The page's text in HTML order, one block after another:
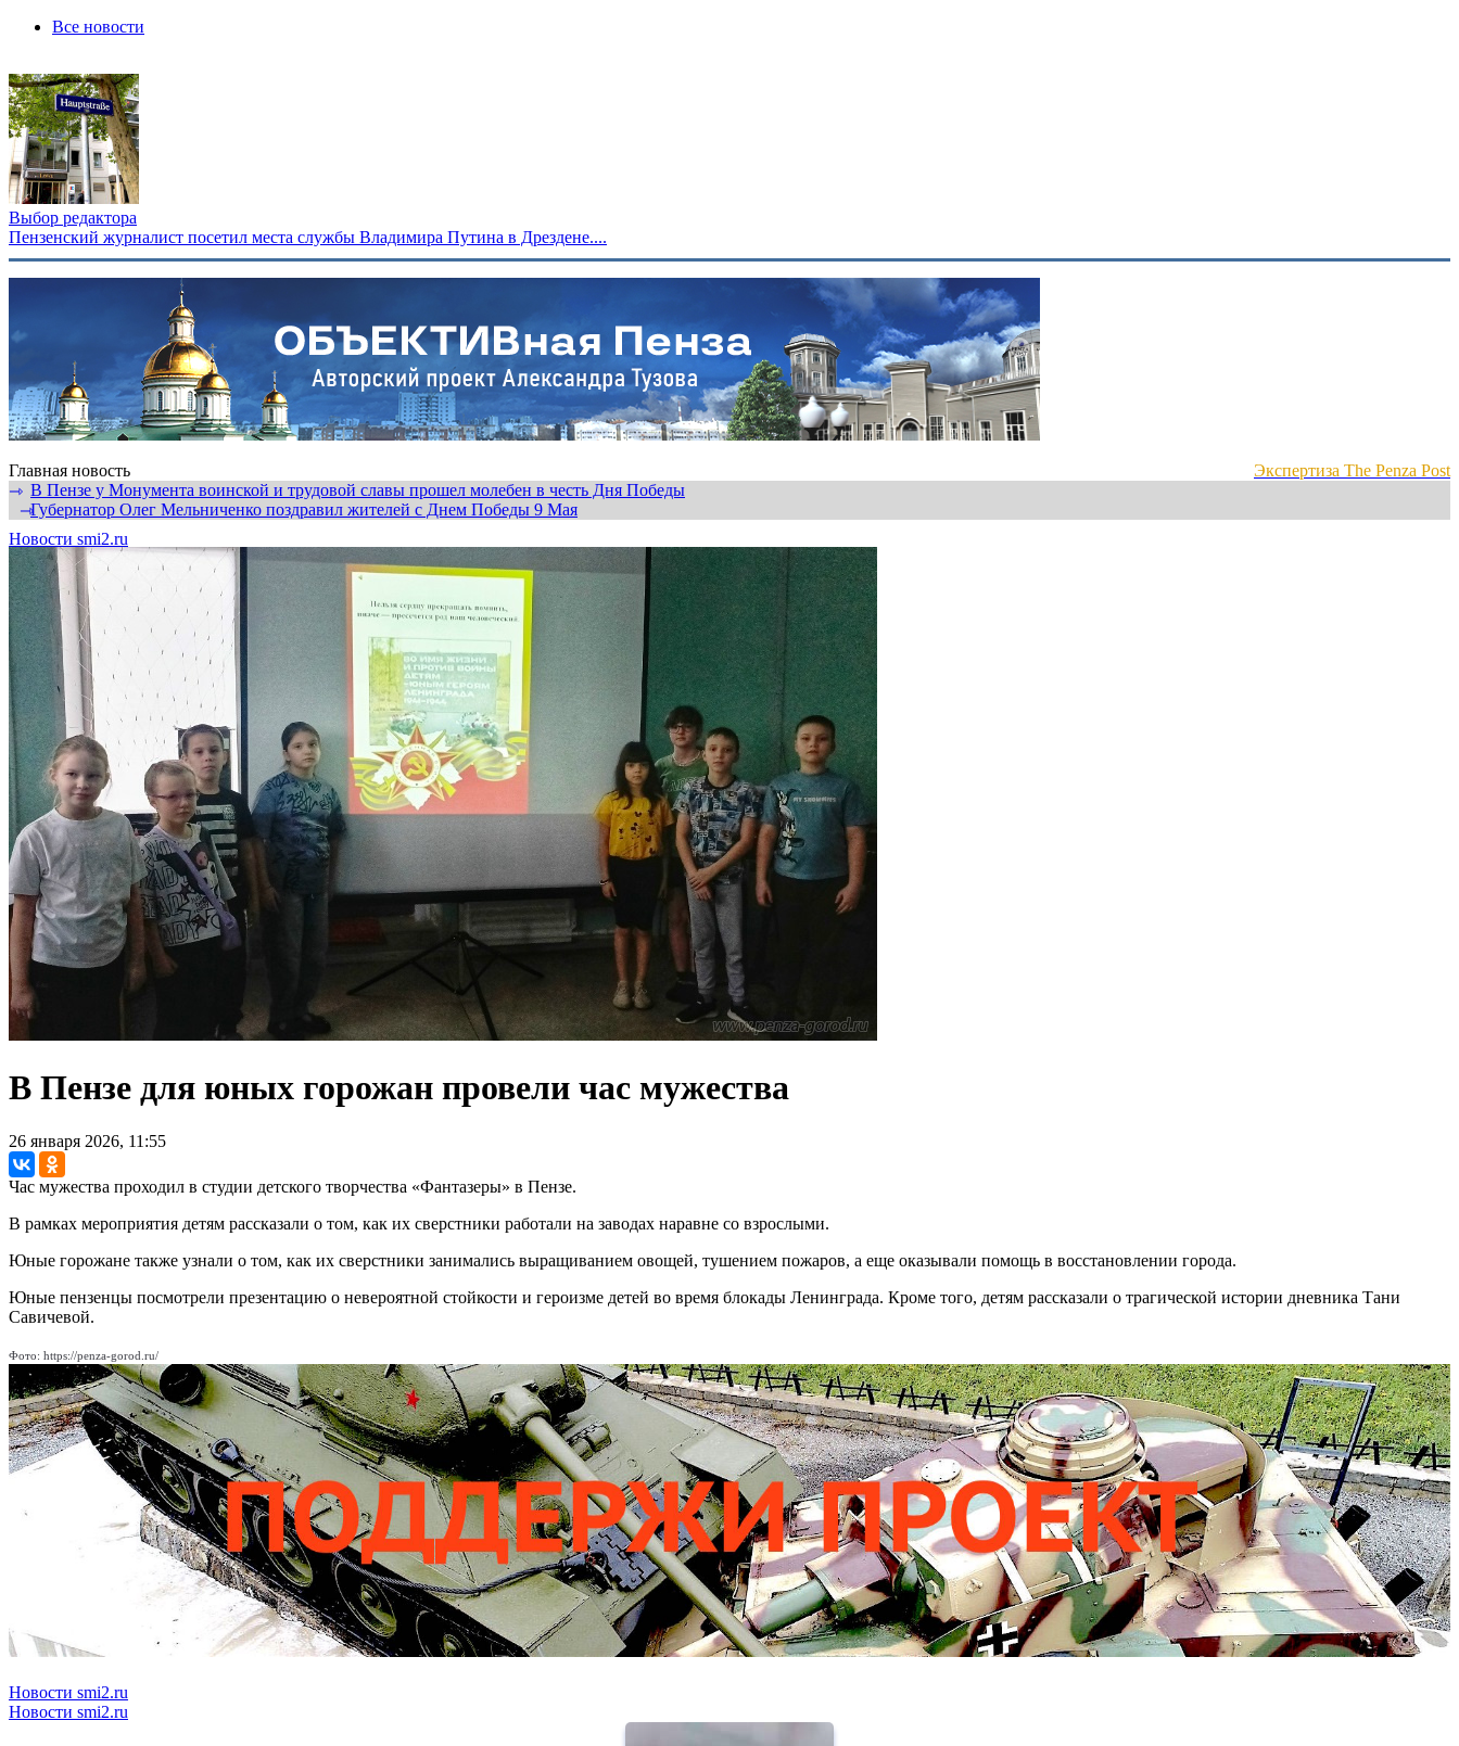
Все новости
Выбор редактора
Пензенский журналист посетил места службы Владимира Путина в Дрездене....
Главная новость
Экспертиза The Penza Post
⇾ В Пензе у Монумента воинской и трудовой славы прошел молебен в честь Дня Победы
⇾Губернатор Олег Мельниченко поздравил жителей с Днем Победы 9 Мая
Новости smi2.ru
В Пензе для юных горожан провели час мужества
26 января 2026, 11:55
Час мужества проходил в студии детского творчества «Фантазеры» в Пензе.
В рамках мероприятия детям рассказали о том, как их сверстники работали на заводах наравне со взрослыми.
Юные горожане также узнали о том, как их сверстники занимались выращиванием овощей, тушением пожаров, а еще оказывали помощь в восстановлении города.
Юные пензенцы посмотрели презентацию о невероятной стойкости и героизме детей во время блокады Ленинграда. Кроме того, детям рассказали о трагической истории дневника Тани
Савичевой.
Фото: https://penza-gorod.ru/
Новости smi2.ru
Новости smi2.ru